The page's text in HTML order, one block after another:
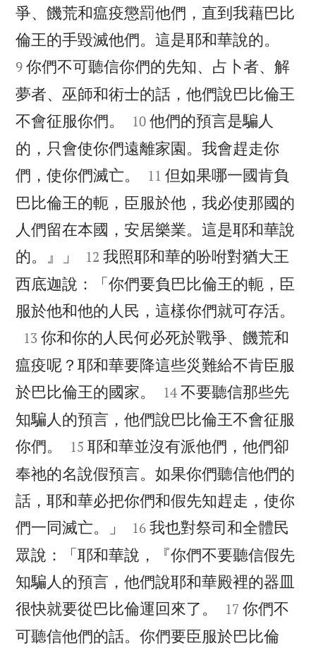
爭、饑荒和瘟疫懲罰他們，直到我藉巴比
倫王的手毀滅他們。這是耶和華說的。
9 你們不可聽信你們的先知、占卜者、解
夢者、巫師和術士的話，他們說巴比倫王
不會征服你們。


10 他們的預言是騙人
的，只會使你們遠離家園。我會趕走你
們，使你們滅亡。


11 但如果哪一國肯負
巴比倫王的軛，臣服於他，我必使那國的
人們留在本國，安居樂業。這是耶和華說
的。』」


12 我照耶和華的吩咐對猶大王
西底迦說：「你們要負巴比倫王的軛，臣
服於他和他的人民，這樣你們就可存活。

13 你和你的人民何必死於戰爭、饑荒和
瘟疫呢？耶和華要降這些災難給不肯臣服
於巴比倫王的國家。


14 不要聽信那些先
知騙人的預言，他們說巴比倫王不會征服
你們。


15 耶和華並沒有派他們，他們卻
奉祂的名說假預言。如果你們聽信他們的
話，耶和華必把你們和假先知趕走，使你
們一同滅亡。」


16 我也對祭司和全體民
眾說：「耶和華說，『你們不要聽信假先
知騙人的預言，他們說耶和華殿裡的器皿
很快就要從巴比倫運回來了。


17 你們不
可聽信他們的話。你們要臣服於巴比倫